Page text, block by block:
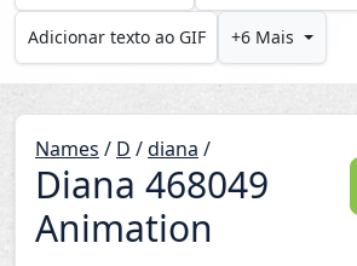
Adicionar texto ao GIF +6 Mais
Names / D /diana /
Diana 468049
Animation